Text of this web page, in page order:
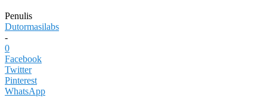
Penulis
Dutormasilabs
-
0
Facebook
Twitter
Pinterest
WhatsApp